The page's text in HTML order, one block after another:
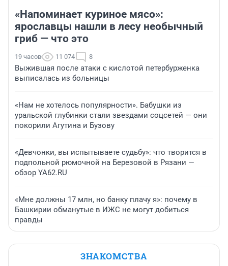
«Напоминает куриное мясо»:
ярославцы нашли в лесу необычный
гриб — что это
19 часов 11 074 8
Выжившая после атаки с кислотой петербурженка
выписалась из больницы
«Нам не хотелось популярности». Бабушки из
уральской глубинки стали звездами соцсетей — они
покорили Агутина и Бузову
«Девчонки, вы испытываете судьбу»: что творится в
подпольной рюмочной на Березовой в Рязани —
обзор YA62.RU
«Мне должны 17 млн, но банку плачу я»: почему в
Башкирии обманутые в ИЖС не могут добиться
правды
ЗНАКОМСТВА